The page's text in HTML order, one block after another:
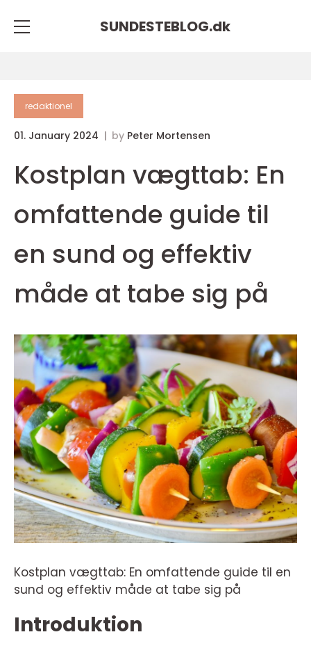
SUNDESTEBLOG.dk
redaktionel
01. January 2024 by Peter Mortensen
Kostplan vægttab: En
omfattende guide til
en sund og effektiv
måde at tabe sig på
Kostplan vægttab: En omfattende guide til en
sund og effektiv måde at tabe sig på
Introduktion